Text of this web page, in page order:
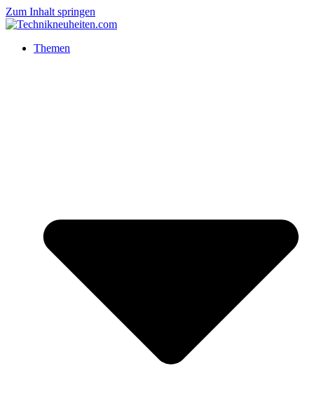
Zum Inhalt springen
Themen